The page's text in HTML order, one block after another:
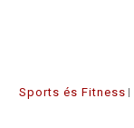
Sports és Fitness